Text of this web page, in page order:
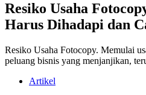
Resiko Usaha
Harus Dihadapi dan
Resiko Usaha Fotocopy. Memulai
peluang bisnis yang menjanjikan,
Artikel